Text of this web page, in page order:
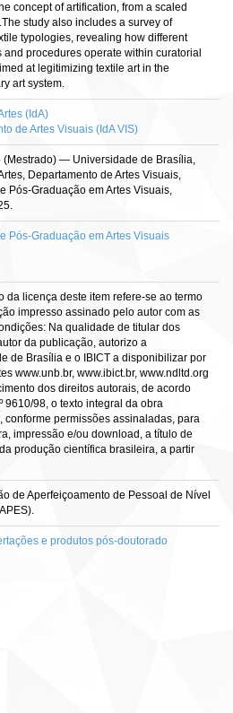
concept of artification, from a scaled
study also includes a survey of
typologies, revealing how different
and procedures operate within curatorial
at legitimizing textile art in the
art system.
(IdA)
de Artes Visuais (IdA VIS)
(Mestrado) — Universidade de Brasília,
Departamento de Artes Visuais,
Pós-Graduação em Artes Visuais,
Pós-Graduação em Artes Visuais
da licença deste item refere-se ao termo
impresso assinado pelo autor com as
Na qualidade de titular dos
da publicação, autorizo a
de Brasília e o IBICT a disponibilizar por
www.unb.br, www.ibict.br, www.ndltd.org
dos direitos autorais, de acordo
9610/98, o texto integral da obra
conforme permissões assinaladas, para
impressão e/ou download, a título de
produção científica brasileira, a partir
de Aperfeiçoamento de Pessoal de Nível
e produtos pós-doutorado